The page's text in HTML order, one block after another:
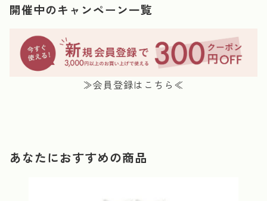
開催中のキャンペーン一覧
≫会員登録はこちら≪
あなたにおすすめの商品